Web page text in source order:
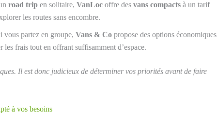
road trip en solitaire, VanLoc offre des vans compacts à un tarif
les routes sans encombre.
vous partez en groupe, Vans & Co propose des options économiques
les frais tout en offrant suffisamment d’espace.
Il est donc judicieux de déterminer vos priorités avant de faire
à vos besoins